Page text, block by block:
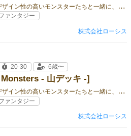
個
性的でデザイン性の高いモンスターたちと一緒に、 楽しく学びながらバトル！
ァンタジー
株式会社ローシス
- 山デッキ -]
個
性的でデザイン性の高いモンスターたちと一緒に、 楽しく学びながらバトル！
20-30 6歳〜
ァンタジー
株式会社ローシス